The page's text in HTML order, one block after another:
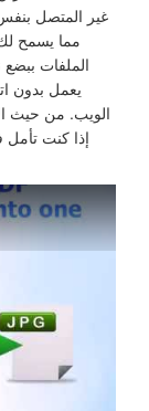
مما يسمح
الملفات ببضع
يعمل بدون
إذا كنت تأمل